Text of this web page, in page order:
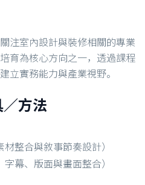
注室內設計與裝修相關的專業
育為核心方向之一，透過課程
立實務能力與產業視野。
方法
整合與敘事節奏設計）
幕、版面與畫面整合）